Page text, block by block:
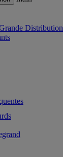
Distribution